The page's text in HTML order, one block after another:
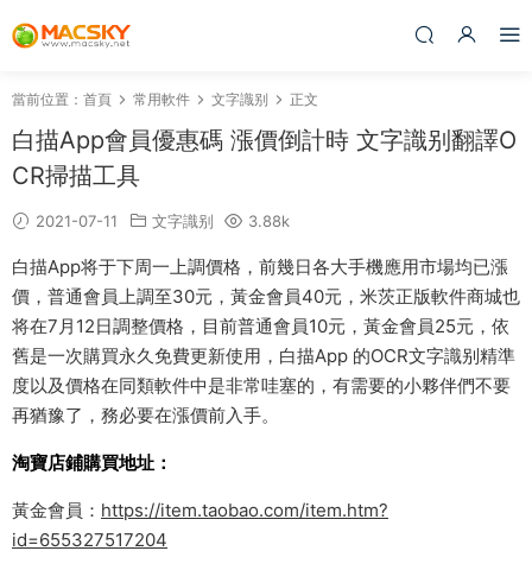
當前位置： 首頁 常用軟件 文字識别 正文
白描App會員優惠碼 漲價倒計時 文字識别翻譯O
CR掃描工具
2021-07-11 文字識别 3.88k
白描App将于下周一上調價格，前幾日各大手機應用市場均已漲
價，普通會員上調至30元，黃金會員40元，米茨正版軟件商城也
将在7月12日調整價格，目前普通會員10元，黃金會員25元，依
舊是一次購買永久免費更新使用，白描App 的OCR文字識别精準
度以及價格在同類軟件中是非常哇塞的，有需要的小夥伴們不要
再猶豫了，務必要在漲價前入手。
淘寶店鋪購買地址：
黃金會員： https://item.taobao.com/item.htm?
id=655327517204